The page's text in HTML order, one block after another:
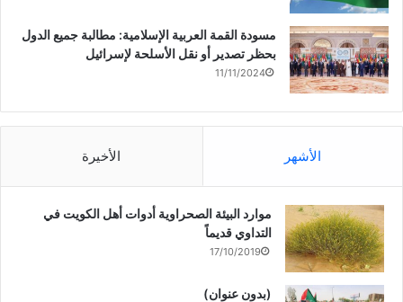
مسودة القمة العربية الإسلامية: مطالبة جميع الدول
بحظر تصدير أو نقل الأسلحة لإسرائيل
11/11/2024
الأشهر الأخيرة
موارد البيئة الصحراوية أدوات أهل الكويت في
التداوي قديماً
17/10/2019
(بدون عنوان)